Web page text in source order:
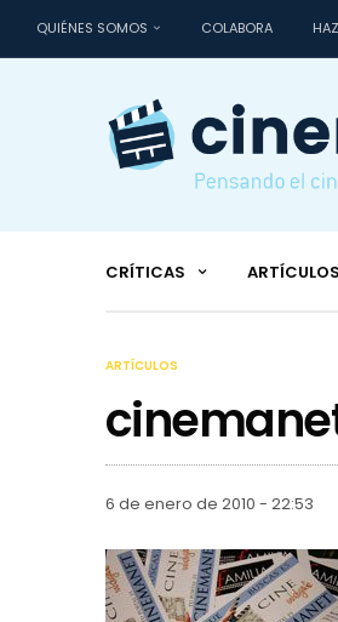
QUIÉNES SOMOS COLABORA
CRÍTICAS ARTÍCULOS
ARTÍCULOS
6 de enero de 2010 - 22:53